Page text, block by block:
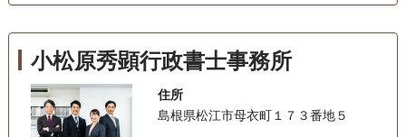
小松原秀顕行政書士事務所
住所
島根県松江市母衣町１７３番地５